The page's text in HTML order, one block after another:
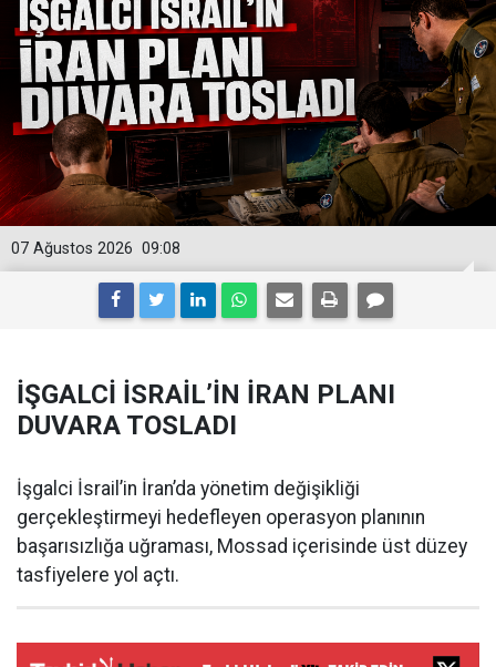
09:08
07 Ağustos 2026
İŞGALCİ İSRAİL’İN İRAN PLANI
DUVARA TOSLADI
İşgalci İsrail’in İran’da yönetim değişikliği
gerçekleştirmeyi hedefleyen operasyon planının
başarısızlığa uğraması, Mossad içerisinde üst düzey
tasfiyelere yol açtı.